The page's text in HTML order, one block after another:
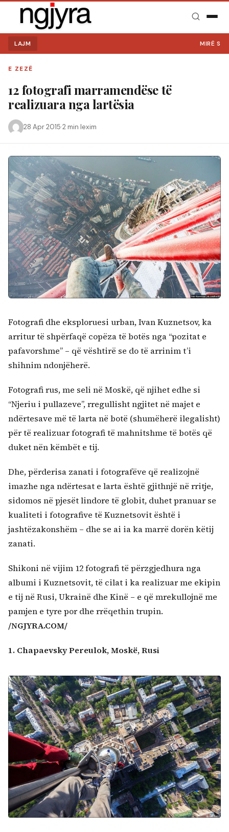
Kërko:
LAJM MIRË SE VINI
E ZEZË
12 fotografi marramendëse të
realizuara nga lartësia
28 Apr 2015·2 min lexim
Fotografi dhe eksploruesi urban, Ivan Kuznetsov, ka
arritur të shpërfaqë copëza të botës nga “pozitat e
pafavorshme” – që vështirë se do të arrinim t’i
shihnim ndonjëherë.
Fotografi rus, me seli në Moskë, që njihet edhe si
“Njeriu i pullazeve”, rregullisht ngjitet në majet e
ndërtesave më të larta në botë (shumëherë ilegalisht)
për të realizuar fotografi të mahnitshme të botës që
duket nën këmbët e tij.
Dhe, përderisa zanati i fotografëve që realizojnë
imazhe nga ndërtesat e larta është gjithnjë në rritje,
sidomos në pjesët lindore të globit, duhet pranuar se
kualiteti i fotografive të Kuznetsovit është i
jashtëzakonshëm – dhe se ai ia ka marrë dorën këtij
zanati.
Shikoni në vijim 12 fotografi të përzgjedhura nga
albumi i Kuznetsovit, të cilat i ka realizuar me ekipin
e tij në Rusi, Ukrainë dhe Kinë – e që mrekullojnë me
pamjen e tyre por dhe rrëqethin trupin.
/NGJYRA.COM/
1. Chapaevsky Pereulok, Moskë, Rusi